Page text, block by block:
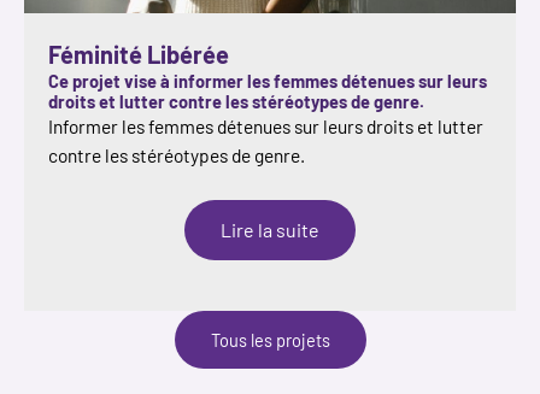
Féminité Libérée
Ce projet vise à informer les femmes détenues sur leurs
droits et lutter contre les stéréotypes de genre.
Informer les femmes détenues sur leurs droits et lutter
contre les stéréotypes de genre.
Lire la suite
Féminité
Libérée
Tous les projets